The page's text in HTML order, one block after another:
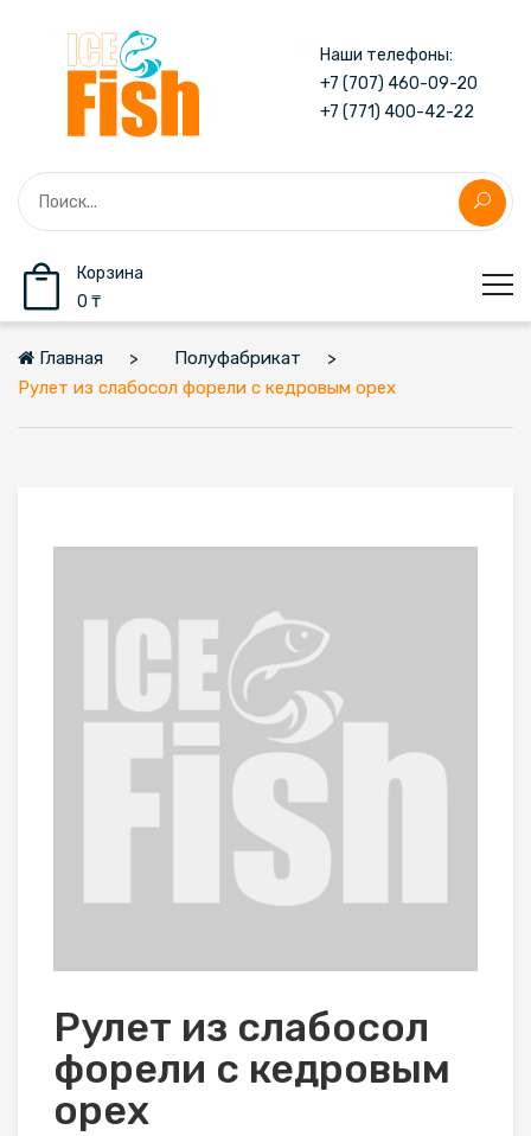
Наши телефоны:
+7 (707) 460-09-20
+7 (771) 400-42-22
Корзина
0 ₸
Главная
Полуфабрикат
Рулет из слабосол форели с кедровым орех
Рулет из слабосол
форели с кедровым
орех